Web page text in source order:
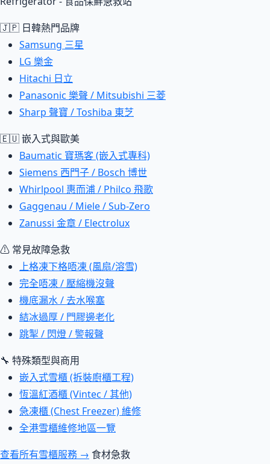
🇯🇵 日韓熱門品牌
Samsung 三星
LG 樂金
Hitachi 日立
Panasonic 樂聲 / Mitsubishi 三菱
Sharp 聲寶 / Toshiba 東芝
🇪🇺 嵌入式與歐美
Baumatic 寶瑪客 (嵌入式專科)
Siemens 西門子 / Bosch 博世
Whirlpool 惠而浦 / Philco 飛歌
Gaggenau / Miele / Sub-Zero
Zanussi 金章 / Electrolux
⚠ 常見故障急救
上格凍下格唔凍 (風扇/溶雪)
完全唔凍 / 壓縮機沒聲
機底漏水 / 去水喉塞
結冰過厚 / 門膠邊老化
跳掣 / 閃燈 / 警報聲
🔧 特殊類型與商用
嵌入式雪櫃 (拆裝廚櫃工程)
恆溫紅酒櫃 (Vintec / 其他)
急凍櫃 (Chest Freezer) 維修
全港雪櫃維修地區一覽
查看所有雪櫃服務 → 食材急救